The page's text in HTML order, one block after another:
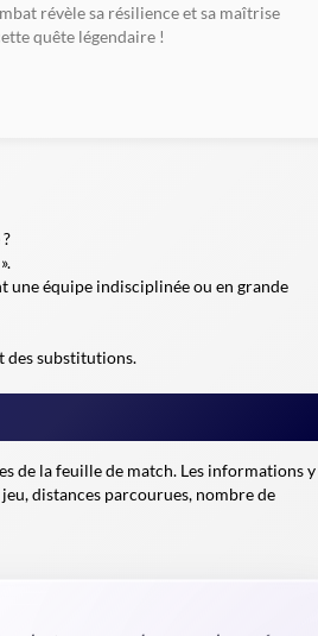
révèle sa résilience et sa maîtrise
quête légendaire !
une équipe indisciplinée ou en grande
des substitutions.
de la feuille de match. Les informations y
distances parcourues, nombre de